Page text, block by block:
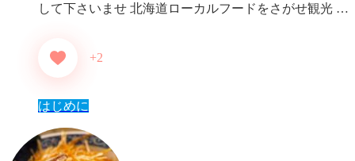
して下さいませ 北海道ローカルフードをさがせ観光 …
+2
はじめに